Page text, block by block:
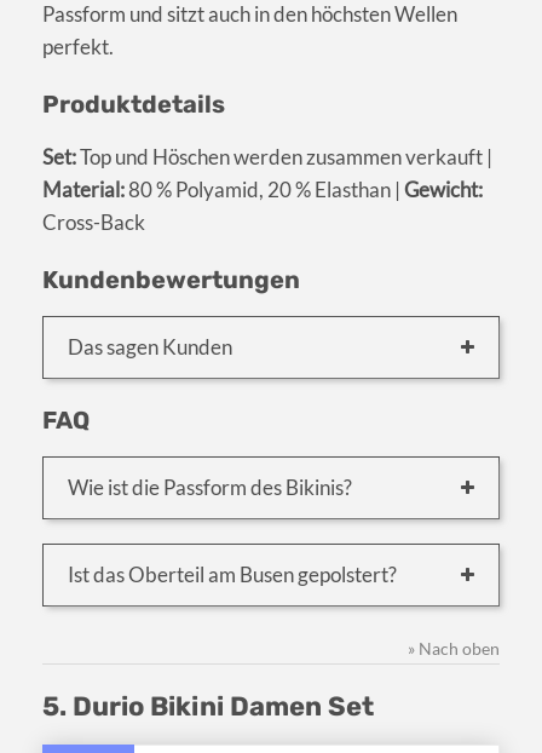
Passform und sitzt auch in den höchsten Wellen
perfekt.
Produktdetails
Set:Top und Höschen werden zusammen verkauft |
Material:80 % Polyamid, 20 % Elasthan | Gewicht:
Cross-Back
Kundenbewertungen
Das sagen Kunden
FAQ
Wie ist die Passform des Bikinis?
Ist das Oberteil am Busen gepolstert?
» Nach oben
5. Durio Bikini Damen Set